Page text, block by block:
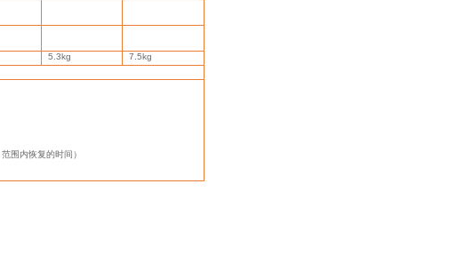
5.3kg
7.5kg
范围内恢复的时间）